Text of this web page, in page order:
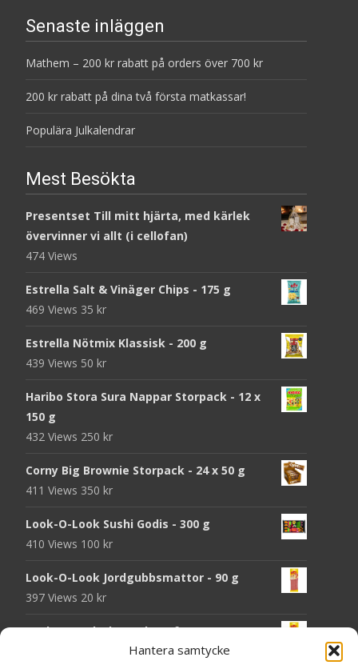
Hantera samtycke
Senaste inläggen
Mathem – 200 kr rabatt på orders över 700 kr
200 kr rabatt på dina två första matkassar!
Populära Julkalendrar
Mest Besökta
Presentset Till mitt hjärta, med kärlek
övervinner vi allt (i cellofan)
474 Views
Estrella Salt & Vinäger Chips - 175 g
469 Views 35 kr
Estrella Nötmix Klassisk - 200 g
439 Views 50 kr
Haribo Stora Sura Nappar Storpack - 12 x
150 g
432 Views 250 kr
Corny Big Brownie Storpack - 24 x 50 g
411 Views 350 kr
Look-O-Look Sushi Godis - 300 g
410 Views 100 kr
Look-O-Look Jordgubbsmattor - 90 g
397 Views 20 kr
Look-O-Look Flygande Tefat - 20 g